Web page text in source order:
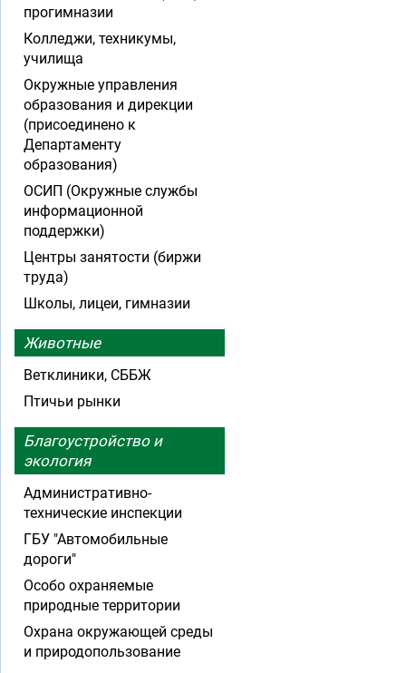
прогимназии
Колледжи, техникумы,
училища
Окружные управления
образования и дирекции
(присоединено к
Департаменту
образования)
ОСИП (Окружные службы
информационной
поддержки)
Центры занятости (биржи
труда)
Школы, лицеи, гимназии
Животные
Ветклиники, СББЖ
Птичьи рынки
Благоустройство и
экология
Административно-
технические инспекции
ГБУ "Автомобильные
дороги"
Особо охраняемые
природные территории
Охрана окружающей среды
и природопользование